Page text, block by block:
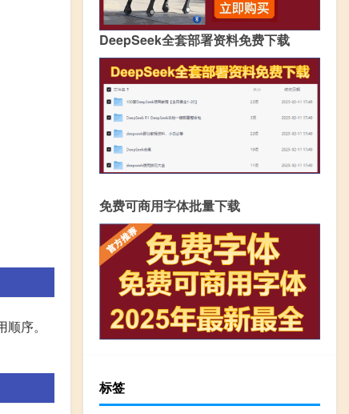
序。
DeepSeek全套部署资料免费下载
免费可商用字体批量下载
标签